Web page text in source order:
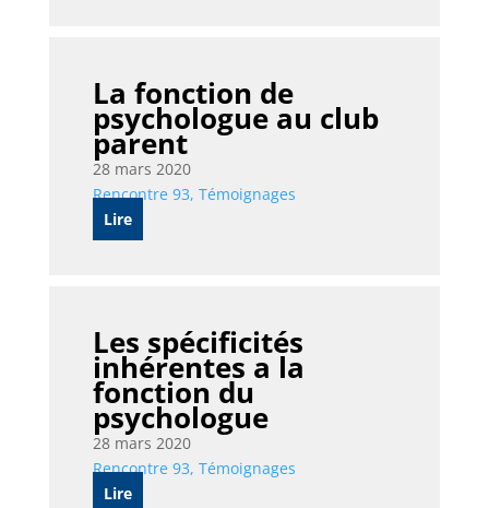
La fonction de
psychologue au club
parent
28 mars 2020
Rencontre 93, Témoignages
Lire
Les spécificités
inhérentes a la
fonction du
psychologue
28 mars 2020
Rencontre 93, Témoignages
Lire